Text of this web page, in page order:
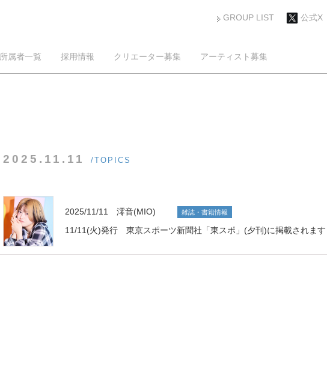
GROUP LIST 公式X
所属者一覧 採用情報 クリエーター募集
アーティスト募集
2025.11.11 /TOPICS
2025/11/11 澪音(MIO) 雑誌・書籍情報
11/11(火)発行 東京スポーツ新聞社「東スポ」(夕刊)に掲載されます